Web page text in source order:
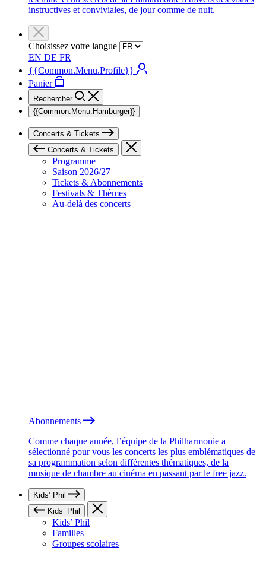
instructives et conviviales, de jour comme de nuit.
Choisissez votre langue
EN DE FR
{{Common.Menu.Profile}}
Panier
Rechercher
{{Common.Menu.Hamburger}}
Concerts & Tickets
Concerts & Tickets
Programme
Saison 2026/27
Tickets & Abonnements
Festivals & Thèmes
Au-delà des concerts
Abonnements
Comme chaque année, l’équipe de la Philharmonie a
sélectionné pour vous les concerts les plus emblématiques de
sa programmation selon différentes thématiques, de la
musique de chambre au cinéma en passant par le free jazz.
Kids’ Phil
Kids’ Phil
Kids’ Phil
Familles
Groupes scolaires